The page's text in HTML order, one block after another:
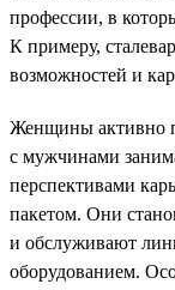
профессии, в
К примеру,
возможностей и
Женщины активно
с мужчинами
перспективами
пакетом. Они
и обслуживают
оборудованием.